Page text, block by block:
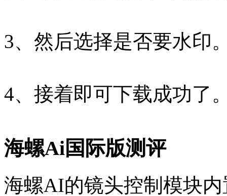
3、然后选择是否要水印
4、接着即可下载成功了
海螺Ai国际版测评
海螺AI的镜头控制模块